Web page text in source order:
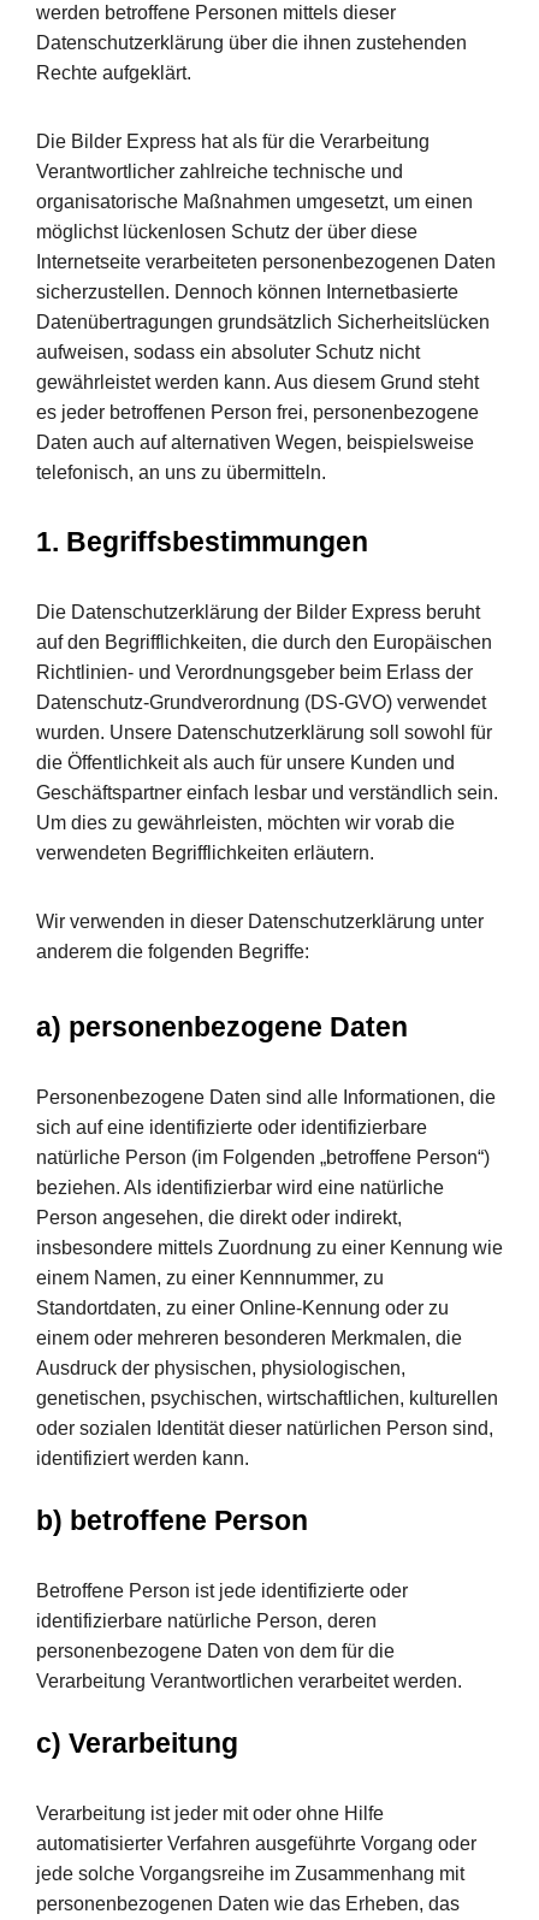
werden betroffene Personen mittels dieser
Datenschutzerklärung über die ihnen zustehenden
Rechte aufgeklärt.
Die Bilder Express hat als für die Verarbeitung
Verantwortlicher zahlreiche technische und
organisatorische Maßnahmen umgesetzt, um einen
möglichst lückenlosen Schutz der über diese
Internetseite verarbeiteten personenbezogenen Daten
sicherzustellen. Dennoch können Internetbasierte
Datenübertragungen grundsätzlich Sicherheitslücken
aufweisen, sodass ein absoluter Schutz nicht
gewährleistet werden kann. Aus diesem Grund steht
es jeder betroffenen Person frei, personenbezogene
Daten auch auf alternativen Wegen, beispielsweise
telefonisch, an uns zu übermitteln.
1. Begriffsbestimmungen
Die Datenschutzerklärung der Bilder Express beruht
auf den Begrifflichkeiten, die durch den Europäischen
Richtlinien- und Verordnungsgeber beim Erlass der
Datenschutz-Grundverordnung (DS-GVO) verwendet
wurden. Unsere Datenschutzerklärung soll sowohl für
die Öffentlichkeit als auch für unsere Kunden und
Geschäftspartner einfach lesbar und verständlich sein.
Um dies zu gewährleisten, möchten wir vorab die
verwendeten Begrifflichkeiten erläutern.
Wir verwenden in dieser Datenschutzerklärung unter
anderem die folgenden Begriffe:
a) personenbezogene Daten
Personenbezogene Daten sind alle Informationen, die
sich auf eine identifizierte oder identifizierbare
natürliche Person (im Folgenden „betroffene Person“)
beziehen. Als identifizierbar wird eine natürliche
Person angesehen, die direkt oder indirekt,
insbesondere mittels Zuordnung zu einer Kennung wie
einem Namen, zu einer Kennnummer, zu
Standortdaten, zu einer Online-Kennung oder zu
einem oder mehreren besonderen Merkmalen, die
Ausdruck der physischen, physiologischen,
genetischen, psychischen, wirtschaftlichen, kulturellen
oder sozialen Identität dieser natürlichen Person sind,
identifiziert werden kann.
b) betroffene Person
Betroffene Person ist jede identifizierte oder
identifizierbare natürliche Person, deren
personenbezogene Daten von dem für die
Verarbeitung Verantwortlichen verarbeitet werden.
c) Verarbeitung
Verarbeitung ist jeder mit oder ohne Hilfe
automatisierter Verfahren ausgeführte Vorgang oder
jede solche Vorgangsreihe im Zusammenhang mit
personenbezogenen Daten wie das Erheben, das